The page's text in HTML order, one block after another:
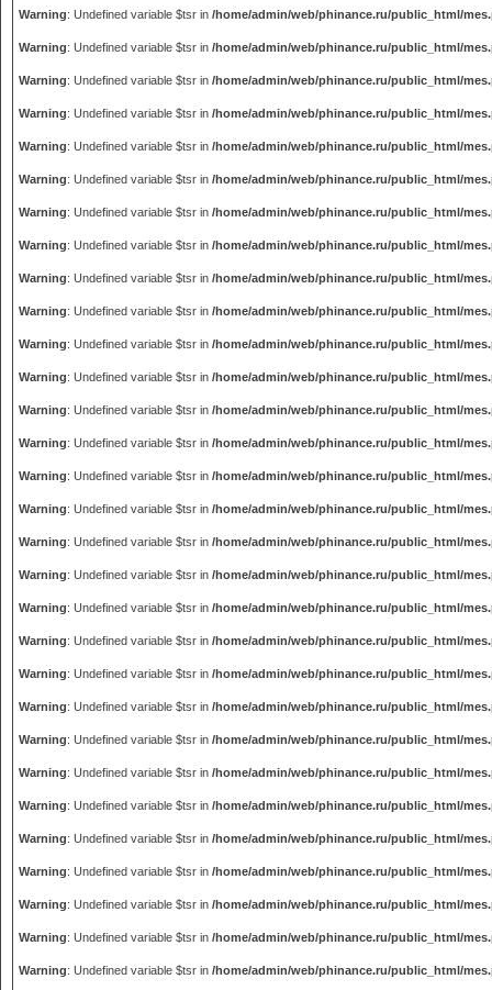
Warning: Undefined variable $tsr in /home/admin/web/phinance.ru/public_html/
Warning: Undefined variable $tsr in /home/admin/web/phinance.ru/public_html/
Warning: Undefined variable $tsr in /home/admin/web/phinance.ru/public_html/
Warning: Undefined variable $tsr in /home/admin/web/phinance.ru/public_html/
Warning: Undefined variable $tsr in /home/admin/web/phinance.ru/public_html/
Warning: Undefined variable $tsr in /home/admin/web/phinance.ru/public_html/
Warning: Undefined variable $tsr in /home/admin/web/phinance.ru/public_html/
Warning: Undefined variable $tsr in /home/admin/web/phinance.ru/public_html/
Warning: Undefined variable $tsr in /home/admin/web/phinance.ru/public_html/
Warning: Undefined variable $tsr in /home/admin/web/phinance.ru/public_html/
Warning: Undefined variable $tsr in /home/admin/web/phinance.ru/public_html/
Warning: Undefined variable $tsr in /home/admin/web/phinance.ru/public_html/
Warning: Undefined variable $tsr in /home/admin/web/phinance.ru/public_html/
Warning: Undefined variable $tsr in /home/admin/web/phinance.ru/public_html/
Warning: Undefined variable $tsr in /home/admin/web/phinance.ru/public_html/
Warning: Undefined variable $tsr in /home/admin/web/phinance.ru/public_html/
Warning: Undefined variable $tsr in /home/admin/web/phinance.ru/public_html/
Warning: Undefined variable $tsr in /home/admin/web/phinance.ru/public_html/
Warning: Undefined variable $tsr in /home/admin/web/phinance.ru/public_html/
Warning: Undefined variable $tsr in /home/admin/web/phinance.ru/public_html/
Warning: Undefined variable $tsr in /home/admin/web/phinance.ru/public_html/
Warning: Undefined variable $tsr in /home/admin/web/phinance.ru/public_html/
Warning: Undefined variable $tsr in /home/admin/web/phinance.ru/public_html/
Warning: Undefined variable $tsr in /home/admin/web/phinance.ru/public_html/
Warning: Undefined variable $tsr in /home/admin/web/phinance.ru/public_html/
Warning: Undefined variable $tsr in /home/admin/web/phinance.ru/public_html/
Warning: Undefined variable $tsr in /home/admin/web/phinance.ru/public_html/
Warning: Undefined variable $tsr in /home/admin/web/phinance.ru/public_html/
Warning: Undefined variable $tsr in /home/admin/web/phinance.ru/public_html/
Warning: Undefined variable $tsr in /home/admin/web/phinance.ru/public_html/